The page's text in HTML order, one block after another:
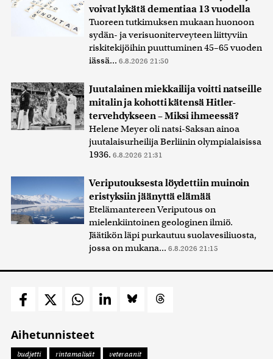
voivat lykätä dementiaa 13 vuodella
Tuoreen tutkimuksen mukaan huonoon
sydän- ja verisuoniterveyteen liittyviin
riskitekijöihin puuttuminen 45–65 vuoden
iässä... 6.8.2026 21:50
Juutalainen miekkailija voitti natseille
mitalin ja kohotti kätensä Hitler-
tervehdykseen – Miksi ihmeessä?
Helene Meyer oli natsi-Saksan ainoa
juutalaisurheilija Berliinin olympialaisissa
1936. 6.8.2026 21:31
Veriputouksesta löydettiin muinoin
eristyksiin jäänyttä elämää
Etelämantereen Veriputous on
mielenkiintoinen geologinen ilmiö.
Jäätikön läpi purkautuu suolavesiliuosta,
jossa on mukana... 6.8.2026 21:15
Aihetunnisteet
budjetti rintamalisät veteraanit